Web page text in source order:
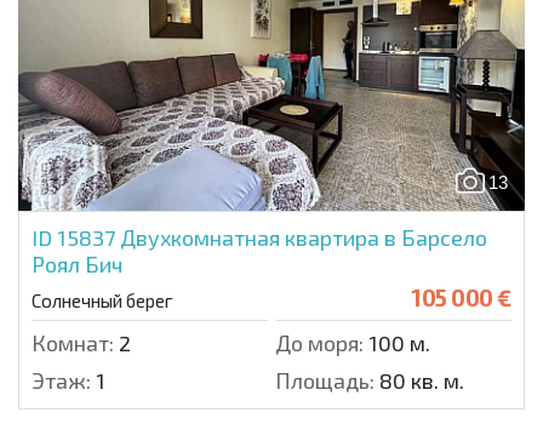
13
ID 15837 Двухкомнатная квартира в Барсело
Роял Бич
Солнечный берег 105 000 €
Комнат: 2 До моря: 100 м.
Этаж: 1 Площадь: 80 кв. м.